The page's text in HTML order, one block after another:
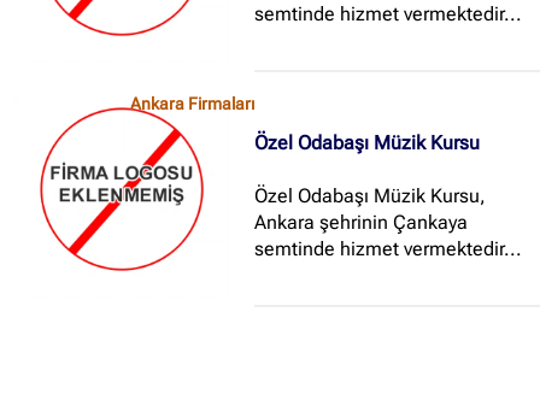
semtinde hizmet vermektedir...
Ankara Firmaları
Özel Odabaşı Müzik Kursu
Özel Odabaşı Müzik Kursu,
Ankara şehrinin Çankaya
semtinde hizmet vermektedir...